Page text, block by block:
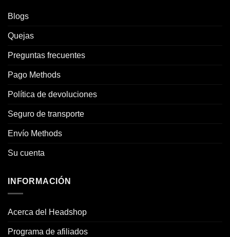
Blogs
Quejas
Preguntas frecuentes
Pago Methods
Política de devoluciones
Seguro de transporte
Envío Methods
Su cuenta
INFORMACIÓN
Acerca del Headshop
Programa de afiliados